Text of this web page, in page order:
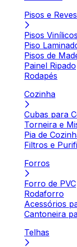
Pisos e
Pisos Vinílicos
Piso
Pisos de
Painel Ripado
Rodapés
Cozinha
Cubas para
Torneira e
Pia de
Filtros e
Forros
Forro de PVC
Rodaforro
Acessórios
Cantoneira
Telhas